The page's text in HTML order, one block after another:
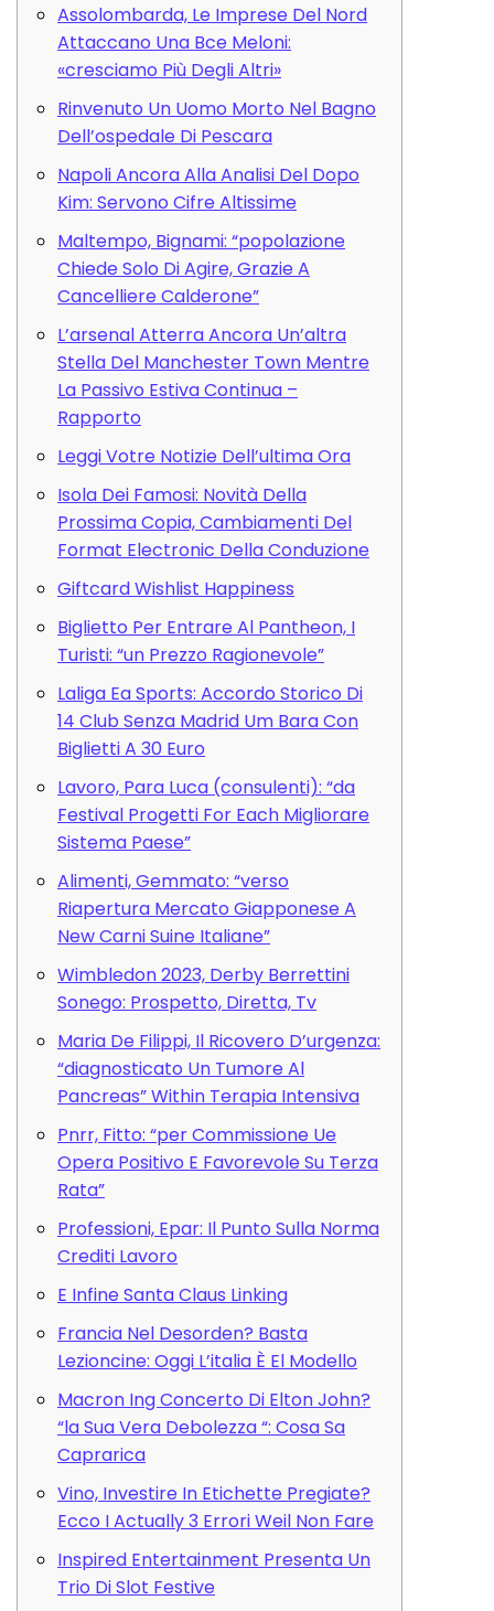
Assolombarda, Le Imprese Del Nord
Attaccano Una Bce Meloni:
«cresciamo Più Degli Altri»
Rinvenuto Un Uomo Morto Nel Bagno
Dell’ospedale Di Pescara
Napoli Ancora Alla Analisi Del Dopo
Kim: Servono Cifre Altissime
Maltempo, Bignami: “popolazione
Chiede Solo Di Agire, Grazie A
Cancelliere Calderone”
L’arsenal Atterra Ancora Un’altra
Stella Del Manchester Town Mentre
La Passivo Estiva Continua –
Rapporto
Leggi Votre Notizie Dell’ultima Ora
Isola Dei Famosi: Novità Della
Prossima Copia, Cambiamenti Del
Format Electronic Della Conduzione
Giftcard Wishlist Happiness
Biglietto Per Entrare Al Pantheon, I
Turisti: “un Prezzo Ragionevole”
Laliga Ea Sports: Accordo Storico Di
14 Club Senza Madrid Um Bara Con
Biglietti A 30 Euro
Lavoro, Para Luca (consulenti): “da
Festival Progetti For Each Migliorare
Sistema Paese”
Alimenti, Gemmato: “verso
Riapertura Mercato Giapponese A
New Carni Suine Italiane”
Wimbledon 2023, Derby Berrettini
Sonego: Prospetto, Diretta, Tv
Maria De Filippi, Il Ricovero D’urgenza:
“diagnosticato Un Tumore Al
Pancreas” Within Terapia Intensiva
Pnrr, Fitto: “per Commissione Ue
Opera Positivo E Favorevole Su Terza
Rata”
Professioni, Epar: Il Punto Sulla Norma
Crediti Lavoro
E Infine Santa Claus Linking
Francia Nel Desorden? Basta
Lezioncine: Oggi L’italia È El Modello
Macron Ing Concerto Di Elton John?
“la Sua Vera Debolezza “: Cosa Sa
Caprarica
Vino, Investire In Etichette Pregiate?
Ecco I Actually 3 Errori Weil Non Fare
Inspired Entertainment Presenta Un
Trio Di Slot Festive